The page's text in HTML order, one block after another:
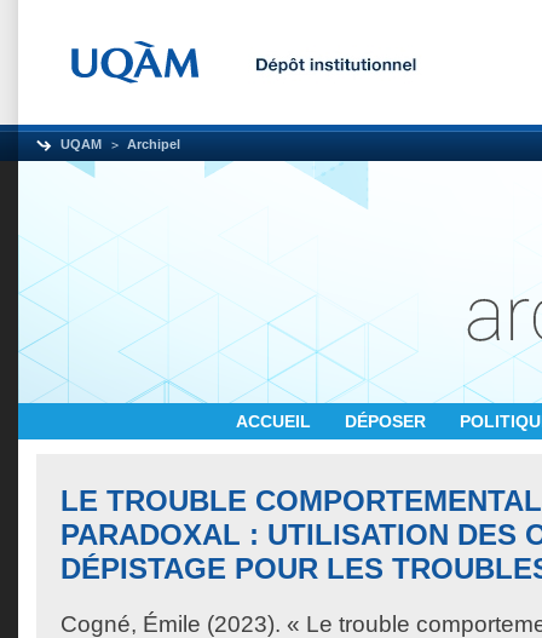
UQAM Archipel
ACCUEIL DÉPOSER
LE TROUBLE
PARADOXAL : UTILISATION DES
DÉPISTAGE POUR LES
Cogné, Émile (2023). « Le trouble